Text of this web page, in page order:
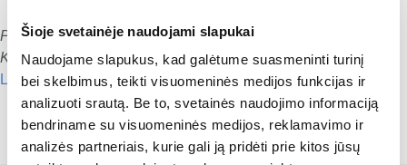
Šioje svetainėje naudojami slapukai
Naudojame slapukus, kad galėtume suasmeninti turinį
bei skelbimus, teikti visuomeninės medijos funkcijas ir
analizuoti srautą. Be to, svetainės naudojimo informaciją
bendriname su visuomeninės medijos, reklamavimo ir
analizės partneriais, kurie gali ją pridėti prie kitos jūsų
LIEBHERR USED
Publicēts:15.01.2020
Komentāru skaits:0
Dalies ar šo:
Lasīt nākamo